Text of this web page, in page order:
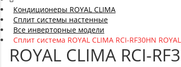
Кондиционеры ROYAL CLIMA
Сплит системы настенные
Все инверторные модели
Сплит система ROYAL CLIMA RCI-RF30HN
ROYAL CLIMA RCI-